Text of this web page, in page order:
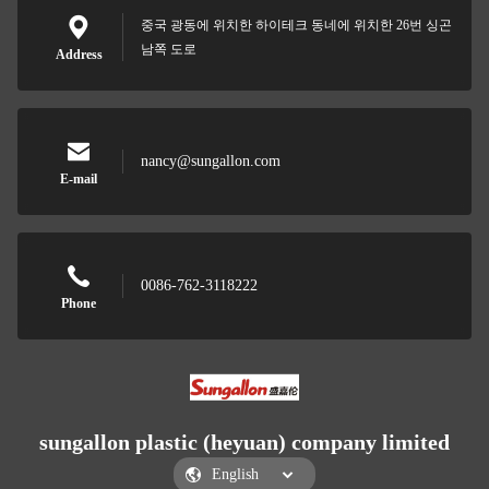
Address
중국 광동에 위치한 하이테크 동네에 위치한 26번 싱곤
남쪽 도로
E-mail
nancy@sungallon.com
Phone
0086-762-3118222
sungallon plastic (heyuan) company limited